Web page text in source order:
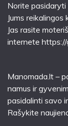
Norite pasidaryti
Jums
Jas rasite
internete
Manomada.lt –
namus ir
pasidalinti savo
Rašykite